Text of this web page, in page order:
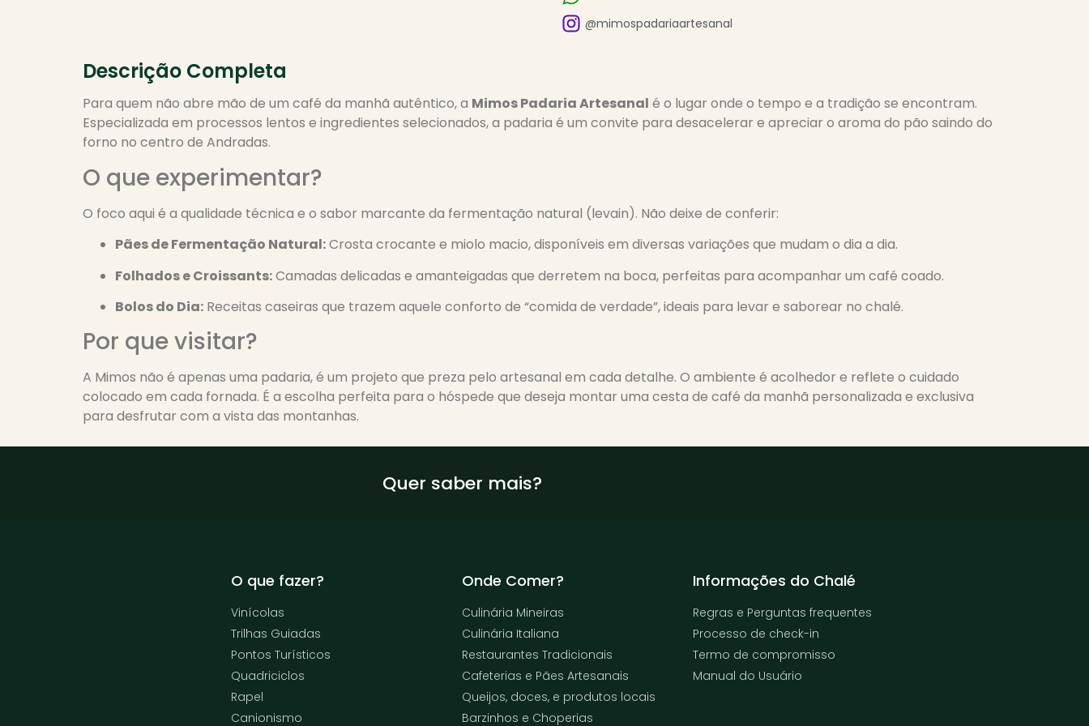
@mimospadariaartesanal
Descrição Completa
Para quem não abre mão de um café da manhã autêntico, a Mimos Padaria Artesanal é o lugar onde o tempo e a tradição se encontram.
Especializada em processos lentos e ingredientes selecionados, a padaria é um convite para desacelerar e apreciar o aroma do pão saindo do
forno no centro de Andradas.
O que experimentar?
O foco aqui é a qualidade técnica e o sabor marcante da fermentação natural (levain). Não deixe de conferir:
Pães de Fermentação Natural:Crosta crocante e miolo macio, disponíveis em diversas variações que mudam o dia a dia.
Folhados e Croissants:Camadas delicadas e amanteigadas que derretem na boca, perfeitas para acompanhar um café coado.
Bolos do Dia: Receitas caseiras que trazem aquele conforto de “comida de verdade”, ideais para levar e saborear no chalé.
Por que visitar?
A Mimos não é apenas uma padaria, é um projeto que preza pelo artesanal em cada detalhe. O ambiente é acolhedor e reflete o cuidado
colocado em cada fornada. É a escolha perfeita para o hóspede que deseja montar uma cesta de café da manhã personalizada e exclusiva
para desfrutar com a vista das montanhas.
Quer saber mais?
O que fazer?
Vinícolas
Trilhas Guiadas
Pontos Turísticos
Quadriciclos
Rapel
Canionismo
Onde Comer?
Culinária Mineiras
Culinária Italiana
Restaurantes Tradicionais
Cafeterias e Pães Artesanais
Queijos, doces, e produtos locais
Barzinhos e Choperias
Informações do Chalé
Regras e Perguntas frequentes
Processo de check-in
Termo de compromisso
Manual do Usuário